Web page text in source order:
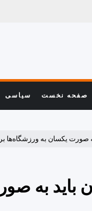
صفحه نخست سیاسی
صورت یکسان به ورزشگاه‌ها
باید به